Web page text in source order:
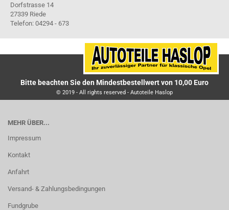
Dorfstrasse 14
27339 Riede
Telefon: 04294 - 673
Bitte beachten Sie den Mindestbestellwert von 10,00 Euro
© 2019 - All rights reserved - Autoteile Haslop
MEHR ÜBER...
Impressum
Kontakt
Anfahrt
Versand- & Zahlungsbedingungen
Fundgrube